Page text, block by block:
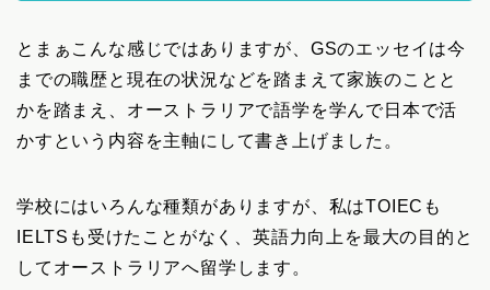
とまぁこんな感じではありますが、GSのエッセイは今
までの職歴と現在の状況などを踏まえて家族のことと
かを踏まえ、オーストラリアで語学を学んで日本で活
かすという内容を主軸にして書き上げました。
学校にはいろんな種類がありますが、私はTOIECも
IELTSも受けたことがなく、英語力向上を最大の目的と
してオーストラリアへ留学します。